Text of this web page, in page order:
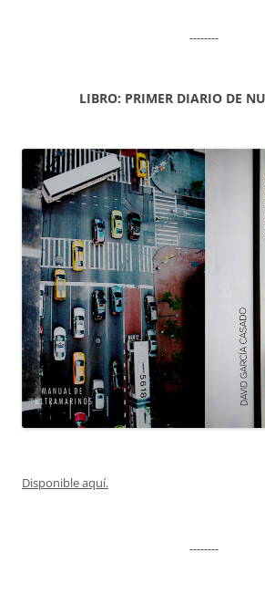
--------
LIBRO: PRIMER DIARIO DE
Disponible aquí.
--------